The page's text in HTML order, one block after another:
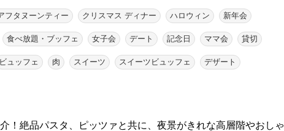
フタヌーンティー クリスマス ディナー ハロウィン 新年会
食べ放題・ブッフェ 女子会 デート 記念日 ママ会 貸切
ビュッフェ 肉 スイーツ スイーツビュッフェ デザート
！絶品パスタ、ピッツァと共に、夜景がきれな高層階やおしゃ